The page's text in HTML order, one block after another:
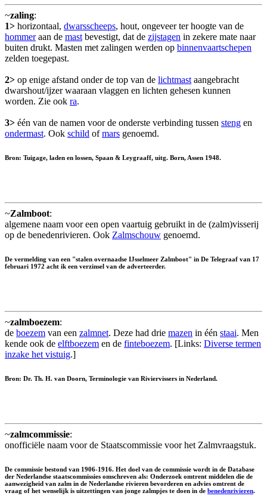
~zaling:
1> horizontaal, dwarsscheeps, hout, ongeveer ter hoogte van de
hommeraan de mast bevestigt, dat de zijstagen in zekere mate naar
buiten drukt. Masten met zalingen werden op binnenvaartschepen
zelden toegepast.
2> op enige afstand onder de top van de lichtmast aangebracht
dwarshout/ijzer waaraan vlaggen en lichten gehesen kunnen
worden. Zie ook ra.
3> één van de namen voor de onderste verbinding tussen steng en
ondermast. Ook schild ofmars genoemd.
Bron: Tuigage, laden en lossen, Spaan & Leygraaff, uitg. Born, Assen 1948.
~Zalmboot:
algemene naam voor een open vaartuig gebruikt in de (zalm)visserij
op de benedenrivieren. Ook Zalmschouw genoemd.
De vermelding van een "stalen overnaadse IJsselmeer Zalmboot" in De Telegraaf van 17
februari 1972 acht ik een verzinsel van de adverteerder.
~zalmboezem:
de boezem van een zalmnet. Deze had drie mazen in één staai. Men
kende ook de elftboezem en de finteboezem. [Links: Diverse termen
inzake het vistuig.]
Bron: Dr. Th. H. van Doorn, Terminologie van Riviervissers in Nederland.
~zalmcommissie:
onofficiële naam voor de Staatscommissie voor het Zalmvraagstuk.
De commissie bestond van 1906-1916. Het doel van de commissie wordt in de Database
der Nederlandse staatscommissies omschreven als: Onderzoek omtrent middelen die de
aanwezigheid van zalm in de Nederlandse rivieren bevorderen en advies omtrent de
vraag of het wenselijk is uitzettingen van jonge zalmpjes te doen in de benedenrivieren.